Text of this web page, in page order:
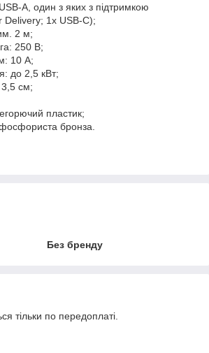
A, один з яких з підтримкою
Delivery; 1x USB-C);
2 м;
250 В;
10 А;
до 2,5 кВт;
3,5 см;
пластик;
фосфориста бронза.
Без бренду
тільки по передоплаті.